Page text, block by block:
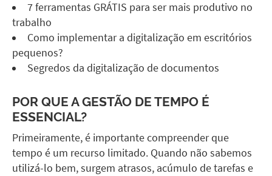
7 ferramentas GRÁTIS para ser mais produtivo no
trabalho
Como implementar a digitalização em escritórios
pequenos?
Segredos da digitalização de documentos
POR QUE A GESTÃO DE TEMPO É
ESSENCIAL?
Primeiramente, é importante compreender que
tempo é um recurso limitado. Quando não sabemos
utilizá-lo bem, surgem atrasos, acúmulo de tarefas e